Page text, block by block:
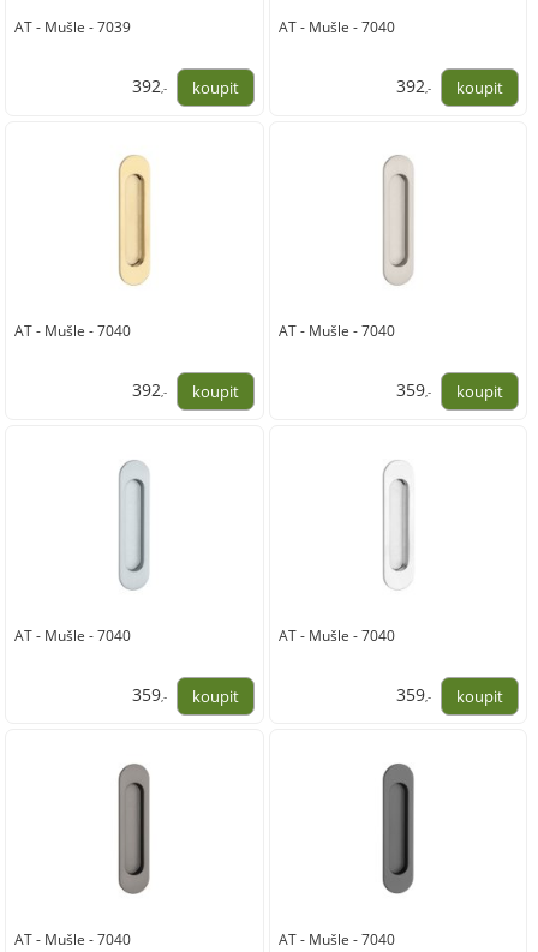
AT - Mušle - 7039
392,-
AT - Mušle - 7040
392,-
AT - Mušle - 7040
392,-
AT - Mušle - 7040
359,-
AT - Mušle - 7040
359,-
AT - Mušle - 7040
359,-
AT - Mušle - 7040 AT - Mušle - 7040